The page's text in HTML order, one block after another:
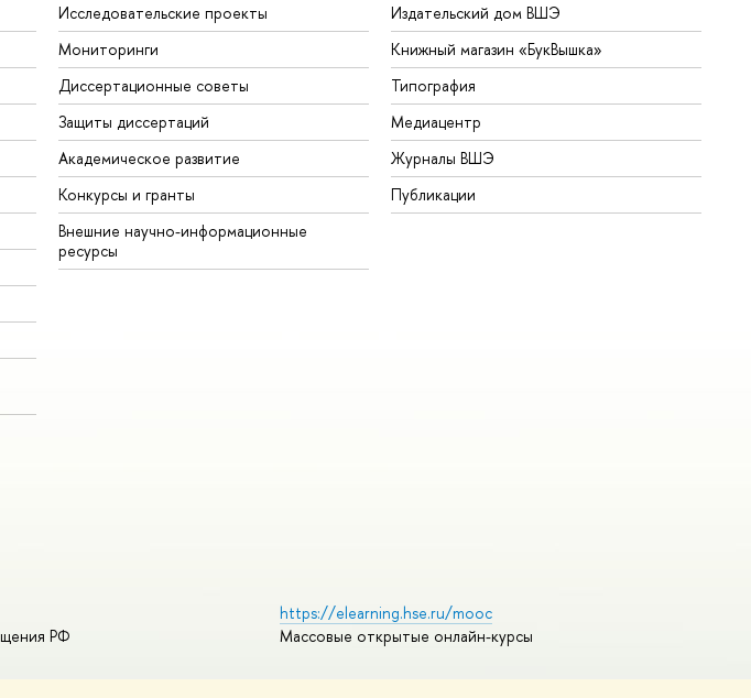
Исследовательские проекты
Мониторинги
Диссертационные советы
Защиты диссертаций
Академическое развитие
Конкурсы и гранты
Внешние научно-информационные
ресурсы
Издательский дом ВШЭ
Книжный магазин «БукВышка»
Типография
Медиацентр
Журналы ВШЭ
Публикации
РФ
https://elearning.hse.ru/mooc
Массовые открытые онлайн-курсы